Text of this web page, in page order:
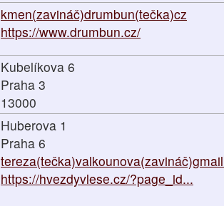
kmen(zavináč)drumbun(tečka)cz
https://www.drumbun.cz/
Kubelíkova 6
Praha 3
13000
Huberova 1
Praha 6
https://hvezdyvlese.cz/?page_id...